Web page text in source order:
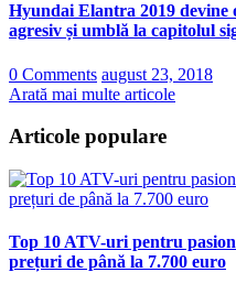
Hyundai Elantra 2019 devine
agresiv și umblă la capitolul
0 Comments august 23, 2018
Arată mai multe articole
Articole populare
Top 10 ATV-uri pentru
prețuri de până la 7.700 euro